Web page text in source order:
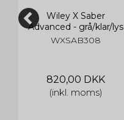
Wiley X Saber
Advanced - grå/klar/lys
orange glas, mat sort
WXSAB308
820,00 DKK
(inkl. moms)